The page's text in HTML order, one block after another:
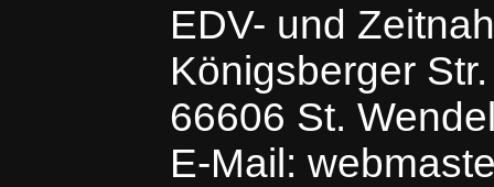
EDV- und
Königsberger
66606 St.
E-Mail: